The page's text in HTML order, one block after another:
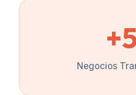
Negocios